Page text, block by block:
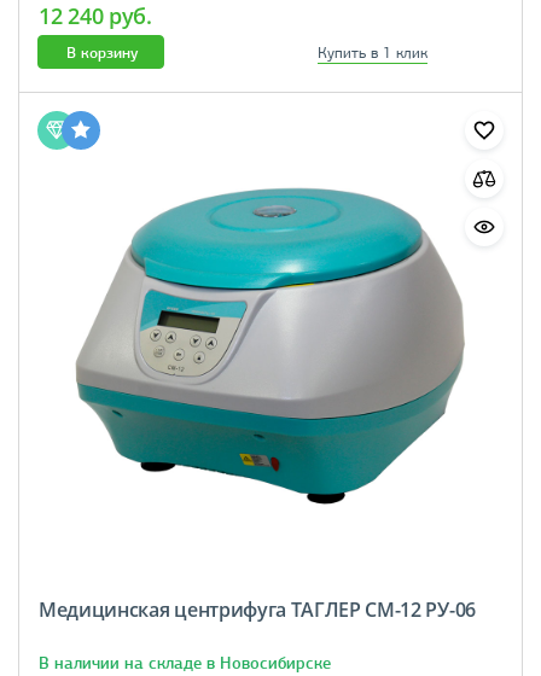
12 240 руб.
В корзину Купить в 1 клик
Медицинская центрифуга ТАГЛЕР СМ-12 РУ-06
В наличии на складе в Новосибирске